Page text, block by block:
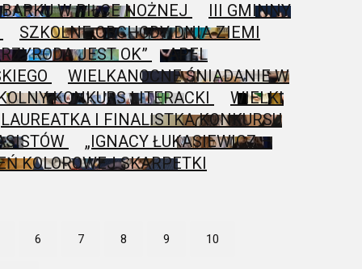
W PIŁCE NOŻNEJ
III GMINNY
SZKOLNE OBCHODY DNIA ZIEMI
JEST OK”
APEL
WIELKANOCNE ŚNIADANIE W
KONKURS LITERACKI
WIELKI
LAUREATKA I FINALISTKA KONKURSU
„IGNACY ŁUKASIEWICZ –
KOLOROWEJ SKARPETKI
6 7 8 9 10